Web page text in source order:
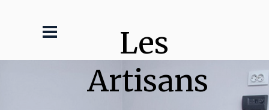
Les
Artisans